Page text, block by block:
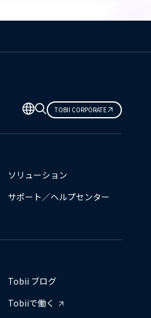
TOBII CORPORATE
ソリューション
サポート／ヘルプセンター
Tobii ブログ
Tobiiで働く